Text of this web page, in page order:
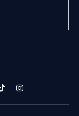
TikTokInstagram